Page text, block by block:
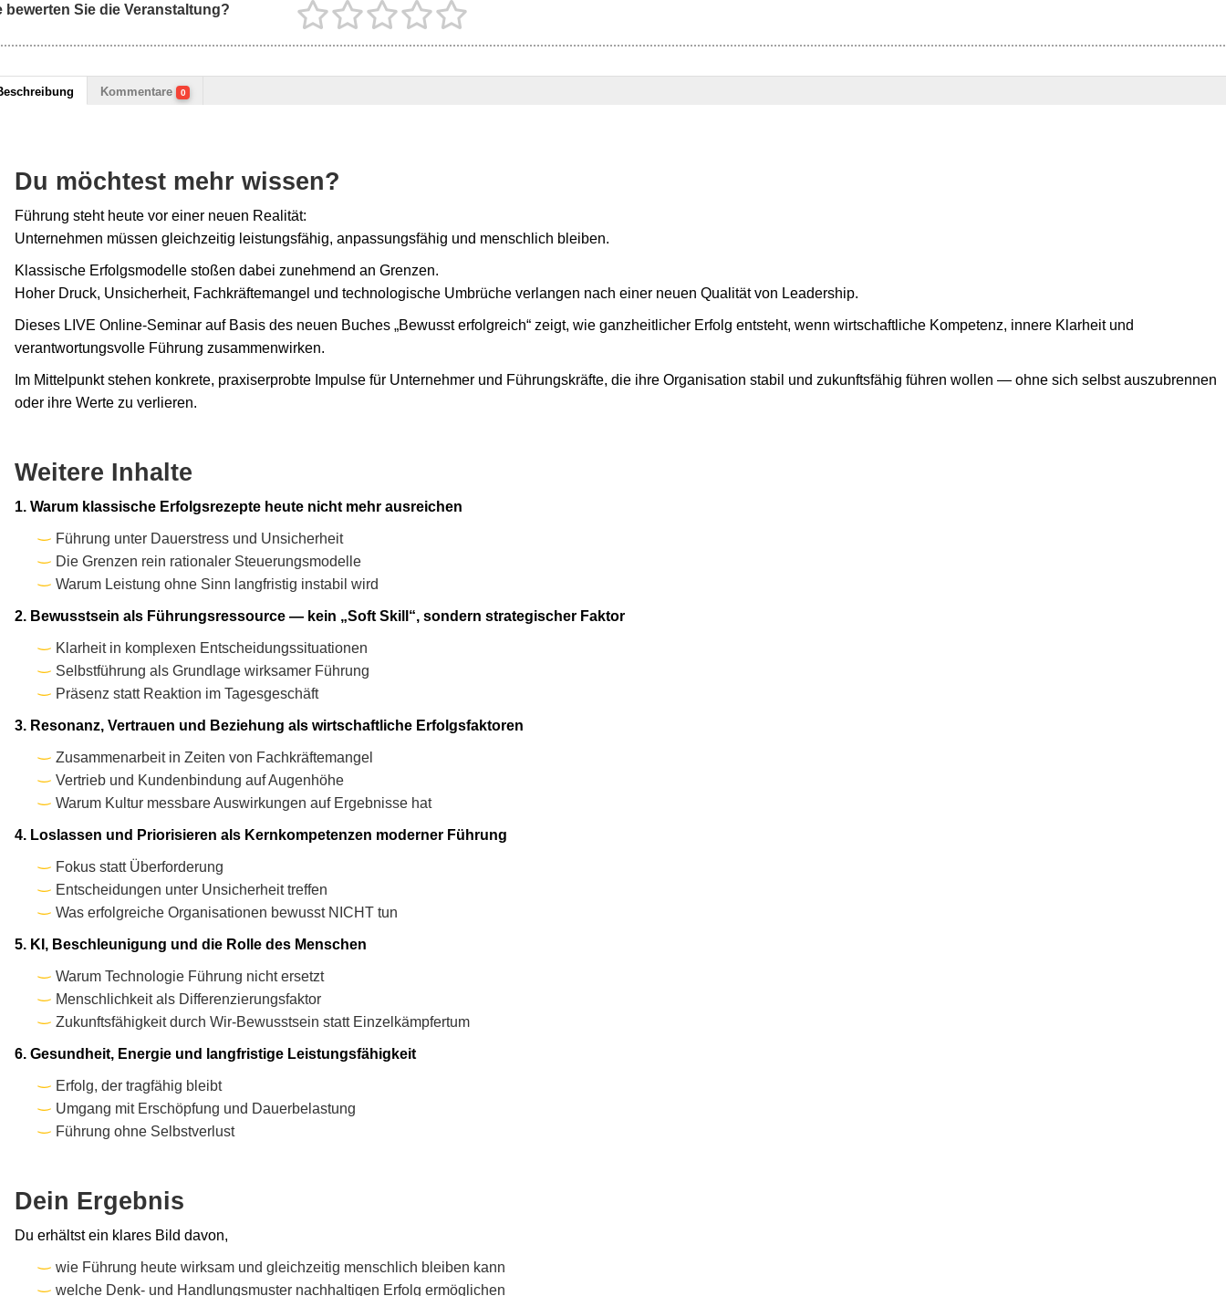
bewerten Sie die Veranstaltung?
Kommentare 0
Du möchtest mehr wissen?
Führung steht heute vor einer neuen Realität:
Unternehmen müssen gleichzeitig leistungsfähig, anpassungsfähig und menschlich bleiben.
Klassische Erfolgsmodelle stoßen dabei zunehmend an Grenzen.
Hoher Druck, Unsicherheit, Fachkräftemangel und technologische Umbrüche verlangen nach einer neuen Qualität von Leadership.
Dieses LIVE Online-Seminar auf Basis des neuen Buches „Bewusst erfolgreich“ zeigt, wie ganzheitlicher Erfolg entsteht, wenn wirtschaftliche Kompetenz, innere Klarheit und
verantwortungsvolle Führung zusammenwirken.
Im Mittelpunkt stehen konkrete, praxiserprobte Impulse für Unternehmer und Führungskräfte, die ihre Organisation stabil und zukunftsfähig führen wollen — ohne sich selbst auszubrennen
oder ihre Werte zu verlieren.
Weitere Inhalte
1. Warum klassische Erfolgsrezepte heute nicht mehr ausreichen
Führung unter Dauerstress und Unsicherheit
Die Grenzen rein rationaler Steuerungsmodelle
Warum Leistung ohne Sinn langfristig instabil wird
2. Bewusstsein als Führungsressource — kein „Soft Skill“, sondern strategischer Faktor
Klarheit in komplexen Entscheidungssituationen
Selbstführung als Grundlage wirksamer Führung
Präsenz statt Reaktion im Tagesgeschäft
3. Resonanz, Vertrauen und Beziehung als wirtschaftliche Erfolgsfaktoren
Zusammenarbeit in Zeiten von Fachkräftemangel
Vertrieb und Kundenbindung auf Augenhöhe
Warum Kultur messbare Auswirkungen auf Ergebnisse hat
4. Loslassen und Priorisieren als Kernkompetenzen moderner Führung
Fokus statt Überforderung
Entscheidungen unter Unsicherheit treffen
Was erfolgreiche Organisationen bewusst NICHT tun
5. KI, Beschleunigung und die Rolle des Menschen
Warum Technologie Führung nicht ersetzt
Menschlichkeit als Differenzierungsfaktor
Zukunftsfähigkeit durch Wir-Bewusstsein statt Einzelkämpfertum
6. Gesundheit, Energie und langfristige Leistungsfähigkeit
Erfolg, der tragfähig bleibt
Umgang mit Erschöpfung und Dauerbelastung
Führung ohne Selbstverlust
Dein Ergebnis
Du erhältst ein klares Bild davon,
wie Führung heute wirksam und gleichzeitig menschlich bleiben kann
welche Denk- und Handlungsmuster nachhaltigen Erfolg ermöglichen